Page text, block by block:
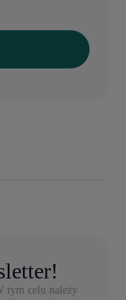
tym celu należy